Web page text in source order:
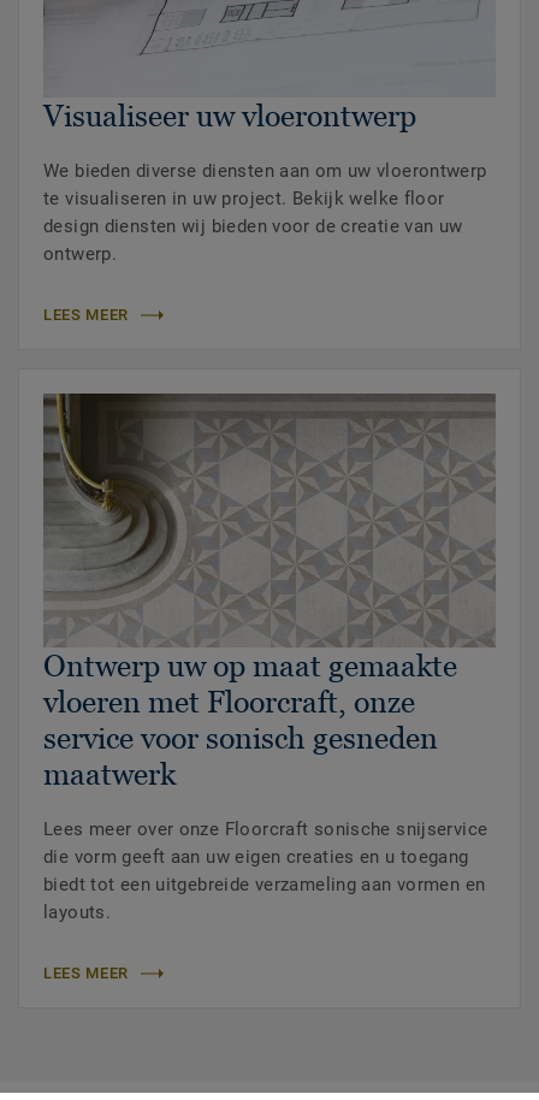
Visualiseer uw vloerontwerp
We bieden diverse diensten aan om uw vloerontwerp
te visualiseren in uw project. Bekijk welke floor
design diensten wij bieden voor de creatie van uw
ontwerp.
LEES MEER
Ontwerp uw op maat gemaakte
vloeren met Floorcraft, onze
service voor sonisch gesneden
maatwerk
Lees meer over onze Floorcraft sonische snijservice
die vorm geeft aan uw eigen creaties en u toegang
biedt tot een uitgebreide verzameling aan vormen en
layouts.
LEES MEER